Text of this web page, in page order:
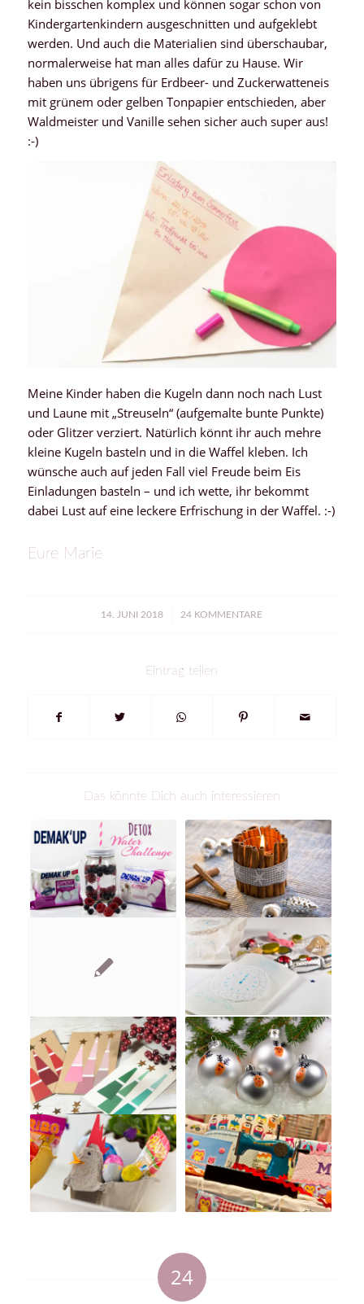
kein bisschen komplex und können sogar schon von
Kindergartenkindern ausgeschnitten und aufgeklebt
werden. Und auch die Materialien sind überschaubar,
normalerweise hat man alles dafür zu Hause. Wir
haben uns übrigens für Erdbeer- und Zuckerwatteneis
mit grünem oder gelben Tonpapier entschieden, aber
Waldmeister und Vanille sehen sicher auch super aus!
:-)
Meine Kinder haben die Kugeln dann noch nach Lust
und Laune mit „Streuseln“ (aufgemalte bunte Punkte)
oder Glitzer verziert. Natürlich könnt ihr auch mehre
kleine Kugeln basteln und in die Waffel kleben. Ich
wünsche auch auf jeden Fall viel Freude beim Eis
Einladungen basteln – und ich wette, ihr bekommt
dabei Lust auf eine leckere Erfrischung in der Waffel. :-)
Eure Marie
14. JUNI 2018
/ 24 KOMMENTARE
Eintrag teilen
Das könnte Dich auch interessieren
24